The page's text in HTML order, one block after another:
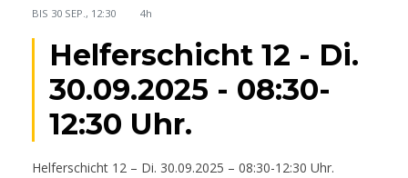
BIS 30 SEP., 12:30 4h
Helferschicht 12 - Di.
30.09.2025 - 08:30-
12:30 Uhr.
Helferschicht 12 – Di. 30.09.2025 – 08:30-12:30 Uhr.